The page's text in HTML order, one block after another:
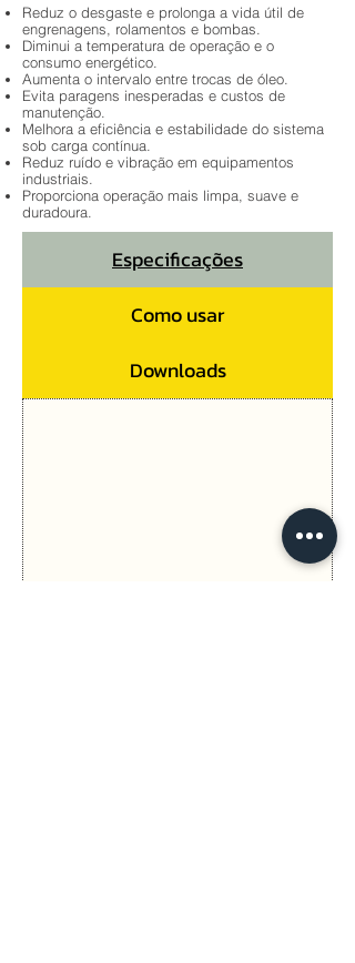
Reduz o desgaste e prolonga a vida útil de
engrenagens, rolamentos e bombas.
Diminui a temperatura de operação e o
consumo energético.
Aumenta o intervalo entre trocas de óleo.
Evita paragens inesperadas e custos de
manutenção.
Melhora a eficiência e estabilidade do sistema
sob carga contínua.
Reduz ruído e vibração em equipamentos
industriais.
Proporciona operação mais limpa, suave e
duradoura.
Especificações
Como usar
Downloads